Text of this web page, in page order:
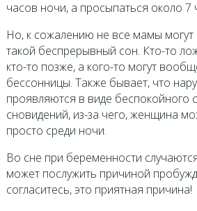
часов ночи, а просыпаться около 7
Но, к сожалению не все мамы могут
такой беспрерывный сон. Кто-то
кто-то позже, а кого-то могут
бессонницы. Также бывает, что
проявляются в виде беспокойного
сновидений, из-за чего, женщина
просто среди ночи.
Во сне при беременности
может послужить причиной
согласитесь, это приятная причина!